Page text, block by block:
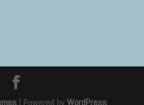
| Powered byWordPress